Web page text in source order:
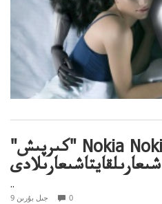
"كىرپىش" Nokia Nokiaقنارىققا
شىعارىلقايتاشىعارىلادى
..
9 جىل بۇرىن 0